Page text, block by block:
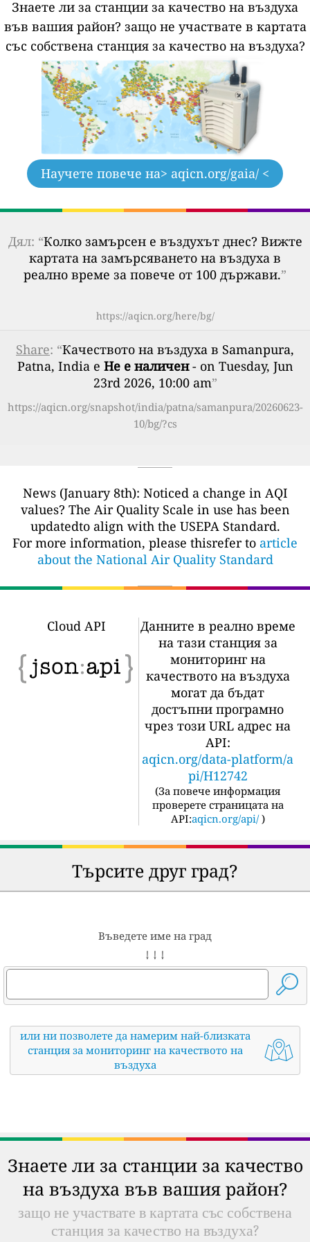
Знаете ли за станции за качество на въздуха
във вашия район? защо не участвате в картата
със собствена станция за качество на въздуха?
Научете повече на> aqicn.org/gaia/ <
Дял: “Колко замърсен е въздухът днес? Вижте
картата на замърсяването на въздуха в
реално време за повече от 100 държави.”
https://aqicn.org/here/bg/
Share: “Качеството на въздуха в Samanpura,
Patna, India е Не е наличен- on Tuesday, Jun
23rd 2026, 10:00 am”
https://aqicn.org/snapshot/india/patna/samanpura/20260623-
10/bg/?cs
News (January 8th): Noticed a change in AQI
values? The Air Quality Scale in use has been
updatedto align with the USEPA Standard.
For more information, please thisrefer to article
about the National Air Quality Standard
Cloud API
Данните в реално време
на тази станция за
мониторинг на
качеството на въздуха
могат да бъдат
достъпни програмно
чрез този URL адрес на
API:
aqicn.org/data-platform/a
pi/H12742
(За повече информация
проверете страницата на
API:aqicn.org/api/ )
Търсите друг град?
Въведете име на град
↓ ↓ ↓
или ни позволете да намерим най-близката
станция за мониторинг на качеството на
въздуха
Знаете ли за станции за качество
на въздуха във вашия район?
защо не участвате в картата със собствена
станция за качество на въздуха?